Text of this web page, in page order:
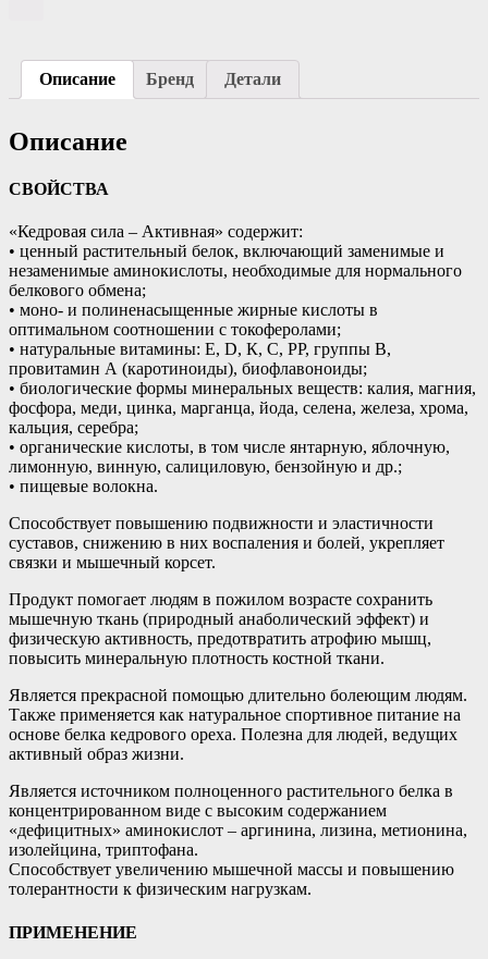
Описание Бренд Детали
Описание
СВОЙСТВА
«Кедровая сила – Активная» содержит:
• ценный растительный белок, включающий заменимые и
незаменимые аминокислоты, необходимые для нормального
белкового обмена;
• моно- и полиненасыщенные жирные кислоты в
оптимальном соотношении с токоферолами;
• натуральные витамины: Е, D, К, С, РР, группы В,
провитамин А (каротиноиды), биофлавоноиды;
• биологические формы минеральных веществ: калия, магния,
фосфора, меди, цинка, марганца, йода, селена, железа, хрома,
кальция, серебра;
• органические кислоты, в том числе янтарную, яблочную,
лимонную, винную, салициловую, бензойную и др.;
• пищевые волокна.
Способствует повышению подвижности и эластичности
суставов, снижению в них воспаления и болей, укрепляет
связки и мышечный корсет.
Продукт помогает людям в пожилом возрасте сохранить
мышечную ткань (природный анаболический эффект) и
физическую активность, предотвратить атрофию мышц,
повысить минеральную плотность костной ткани.
Является прекрасной помощью длительно болеющим людям.
Также применяется как натуральное спортивное питание на
основе белка кедрового ореха. Полезна для людей, ведущих
активный образ жизни.
Является источником полноценного растительного белка в
концентрированном виде с высоким содержанием
«дефицитных» аминокислот – аргинина, лизина, метионина,
изолейцина, триптофана.
Способствует увеличению мышечной массы и повышению
толерантности к физическим нагрузкам.
ПРИМЕНЕНИЕ